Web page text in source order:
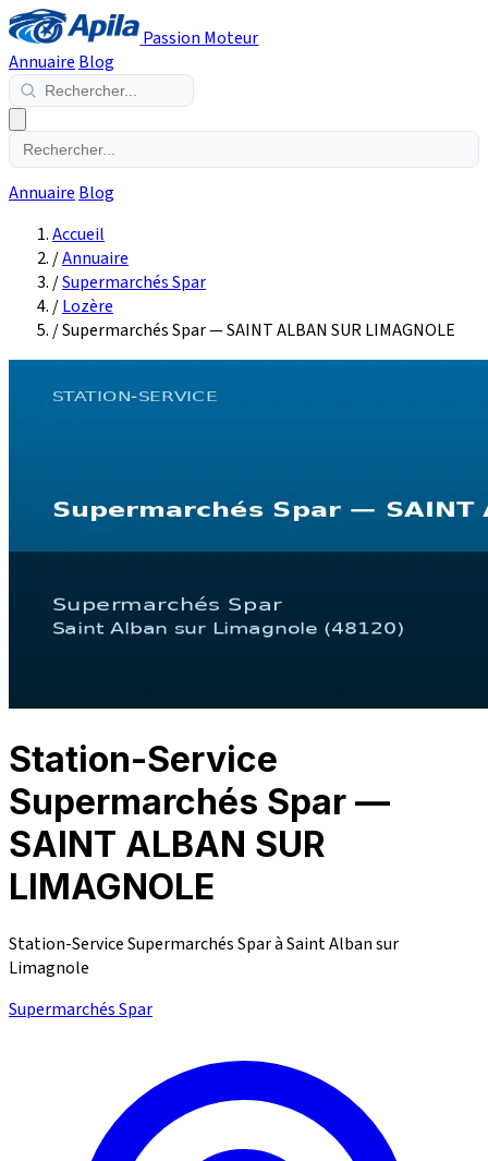
Passion Moteur
Annuaire Blog
Annuaire Blog
Accueil
/Annuaire
/Supermarchés Spar
/Lozère
/Supermarchés Spar — SAINT ALBAN SUR LIMAGNOLE
Station-Service
Supermarchés Spar —
SAINT ALBAN SUR
LIMAGNOLE
Station-Service Supermarchés Spar à Saint Alban sur
Limagnole
Supermarchés Spar